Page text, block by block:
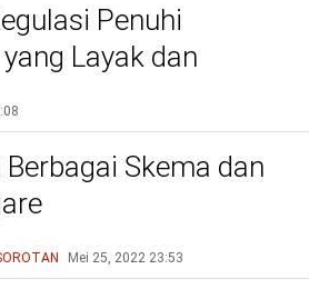
Penuhi
Layak dan
Skema dan
Mei 25, 2022 23:53